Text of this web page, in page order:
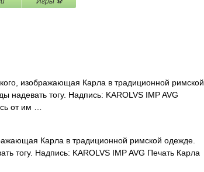
изображающая Карла в традиционной римской
тогу. Надпись: KAROLVS IMP AVG
от им …
Карла в традиционной римской одежде.
тогу. Надпись: KAROLVS IMP AVG Печать Карла